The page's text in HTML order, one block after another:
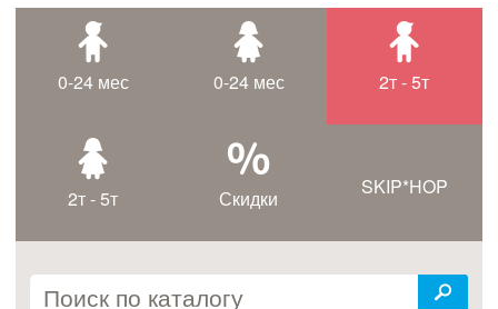
Контакты
0-24 мес 0-24 мес 2т - 5т
2т - 5т Скидки SKIP*HOP